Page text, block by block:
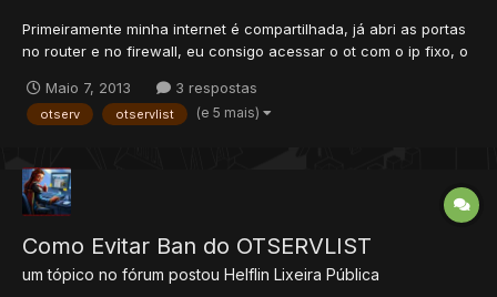
Primeiramente minha internet é compartilhada, já abri as portas
no router e no firewall, eu consigo acessar o ot com o ip fixo, o
está tudo ok, apenas não consigo deichar on no otservlist, ele
faz o cadastro tudo só nao aparece na...
Maio 7, 2013 3 respostas
otserv otservlist (e 5 mais)
Como Evitar Ban do OTSERVLIST
um tópico no fórum postou Helflin Lixeira Pública